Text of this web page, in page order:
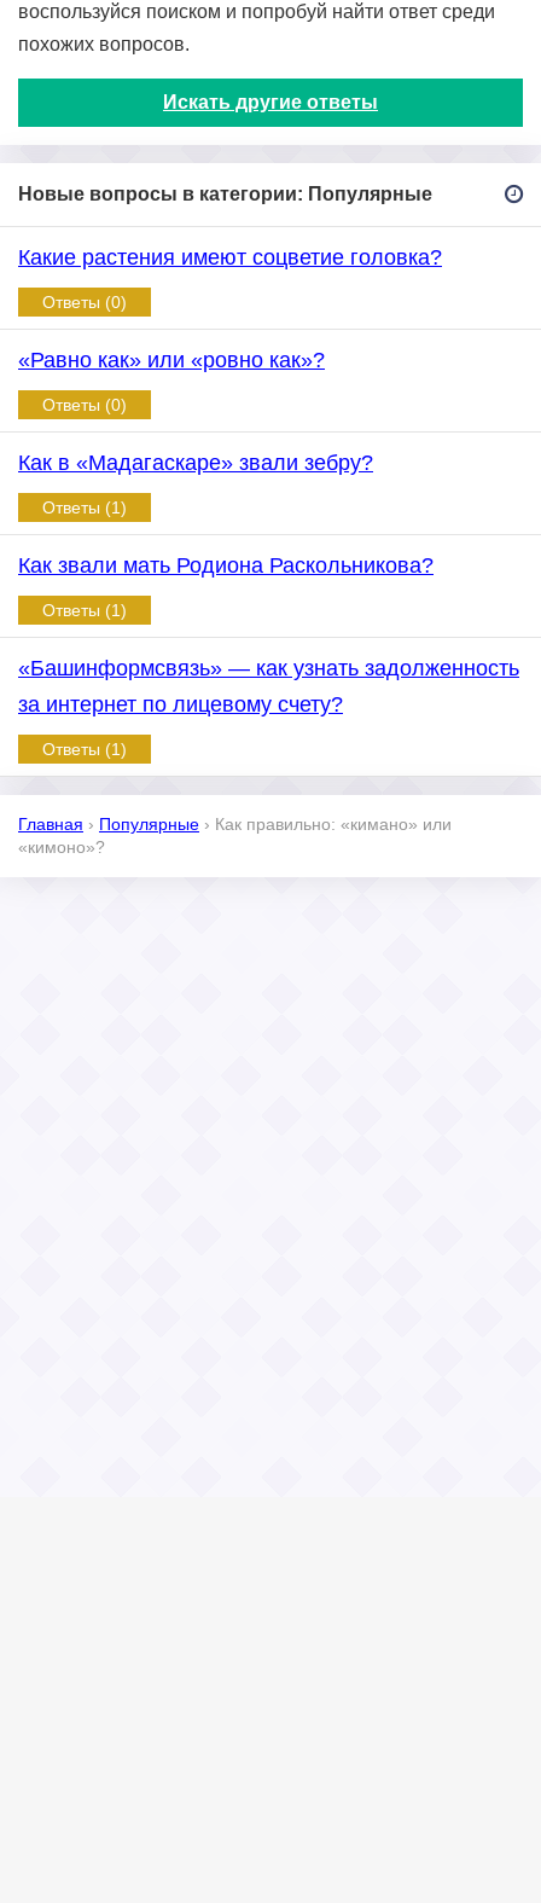
воспользуйся поиском и попробуй найти ответ среди
похожих вопросов.
Искать другие ответы
Новые вопросы в категории: Популярные
Какие растения имеют соцветие головка?
Ответы (0)
«Равно как» или «ровно как»?
Ответы (0)
Как в «Мадагаскаре» звали зебру?
Ответы (1)
Как звали мать Родиона Раскольникова?
Ответы (1)
«Башинформсвязь» — как узнать задолженность
за интернет по лицевому счету?
Ответы (1)
Главная › Популярные › Как правильно: «кимано» или
«кимоно»?